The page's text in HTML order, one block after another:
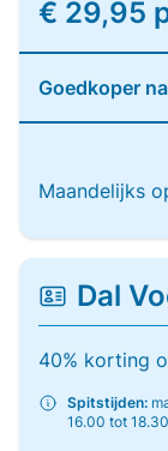
€ 29,95
Goedkoper
Maandelijks
Dal
40% korting
Spitstijden:
16.00 tot